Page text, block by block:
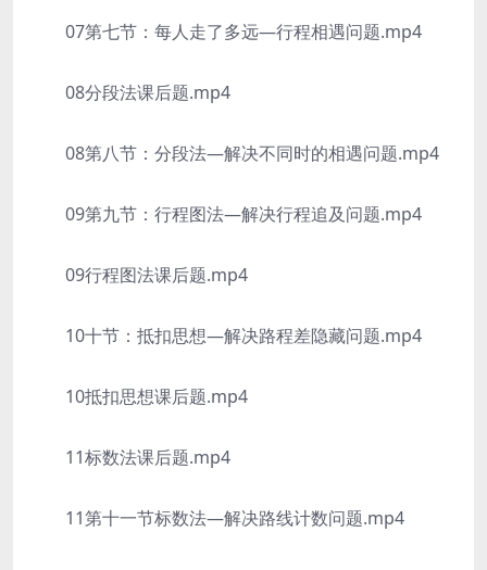
07第七节：每人走了多远—行程相遇问题.mp4
08分段法课后题.mp4
08第八节：分段法—解决不同时的相遇问题.mp4
09第九节：行程图法—解决行程追及问题.mp4
09行程图法课后题.mp4
10十节：抵扣思想—解决路程差隐藏问题.mp4
10抵扣思想课后题.mp4
11标数法课后题.mp4
11第十一节标数法—解决路线计数问题.mp4